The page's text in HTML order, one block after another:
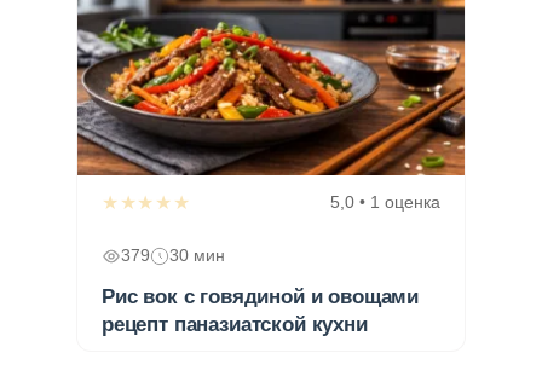
★★★★★ 5,0 • 1 оценка
379 30 мин
Рис вок с говядиной и овощами
рецепт паназиатской кухни